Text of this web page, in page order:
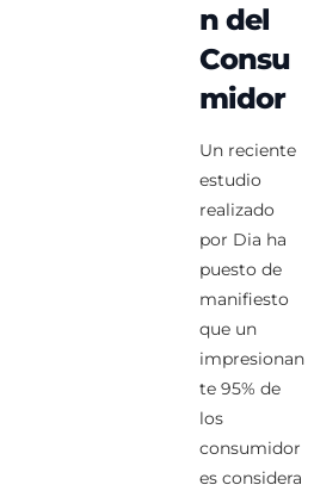
n del
Consu
midor
Un reciente
estudio
realizado
por Dia ha
puesto de
manifiesto
que un
impresionan
te 95% de
los
consumidor
es considera